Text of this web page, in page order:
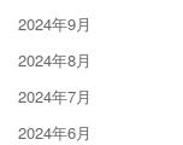
2024年9月
2024年8月
2024年7月
2024年6月